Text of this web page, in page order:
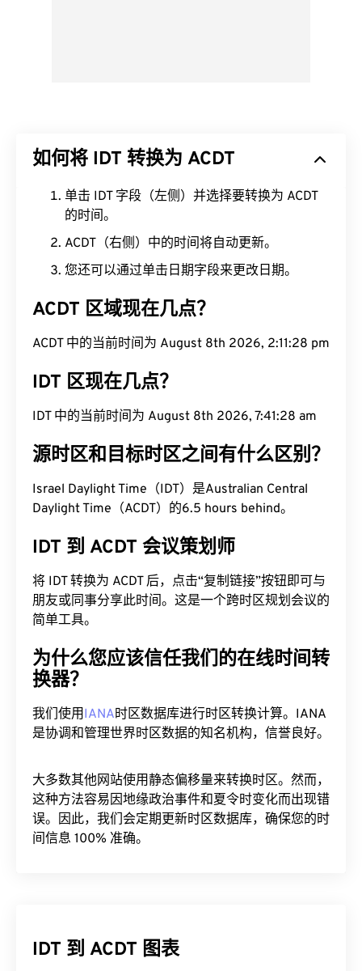
如何将 IDT 转换为 ACDT
单击 IDT 字段（左侧）并选择要转换为 ACDT
的时间。
ACDT（右侧）中的时间将自动更新。
您还可以通过单击日期字段来更改日期。
ACDT 区域现在几点？
ACDT 中的当前时间为 August 8th 2026, 2:11:29 pm
IDT 区现在几点？
IDT 中的当前时间为 August 8th 2026, 7:41:29 am
源时区和目标时区之间有什么区别？
Israel Daylight Time（IDT）是Australian Central
Daylight Time（ACDT）的6.5 hours behind。
IDT 到 ACDT 会议策划师
将 IDT 转换为 ACDT 后，点击“复制链接”按钮即可与
朋友或同事分享此时间。这是一个跨时区规划会议的
简单工具。
为什么您应该信任我们的在线时间转
换器？
我们使用IANA时区数据库进行时区转换计算。IANA
是协调和管理世界时区数据的知名机构，信誉良好。
大多数其他网站使用静态偏移量来转换时区。然而，
这种方法容易因地缘政治事件和夏令时变化而出现错
误。因此，我们会定期更新时区数据库，确保您的时
间信息 100% 准确。
IDT 到 ACDT 图表